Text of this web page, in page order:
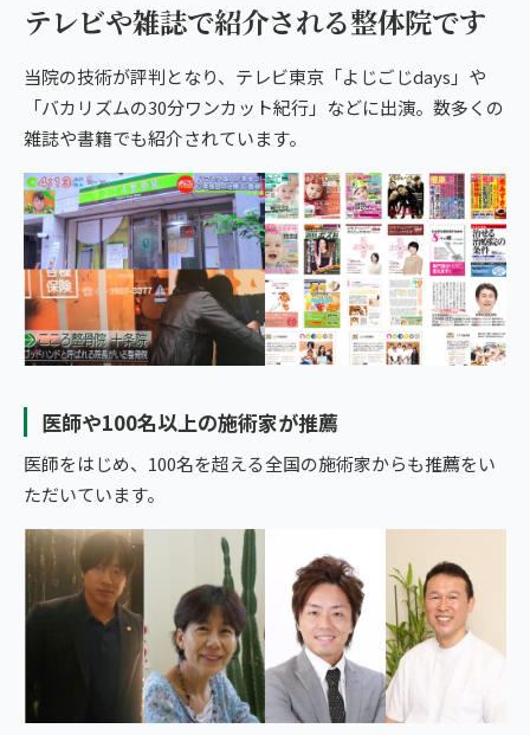
テレビや雑誌で紹介される整体院です
当院の技術が評判となり、テレビ東京「よじごじdays」や
「バカリズムの30分ワンカット紀行」などに出演。数多くの
雑誌や書籍でも紹介されています。
医師や100名以上の施術家が推薦
医師をはじめ、100名を超える全国の施術家からも推薦をい
ただいています。